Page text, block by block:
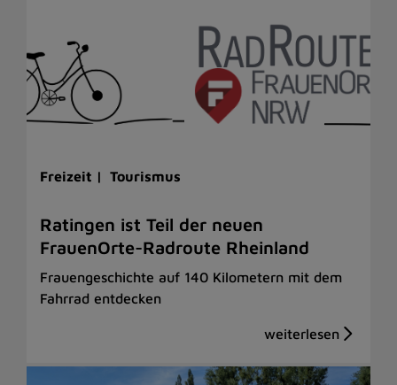
Freizeit | Tourismus
Ratingen ist Teil der neuen
FrauenOrte-Radroute Rheinland
Frauengeschichte auf 140 Kilometern mit dem
Fahrrad entdecken